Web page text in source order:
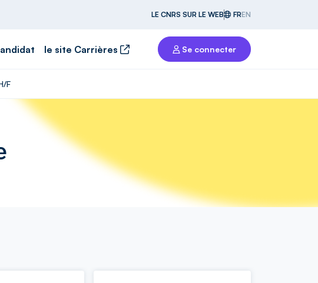
LE CNRS SUR LE WEB FREN
le site Carrières Se connecter
F